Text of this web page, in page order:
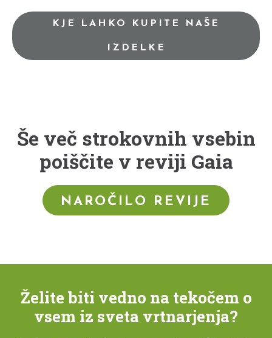
KJE LAHKO KUPITE NAŠE
IZDELKE
Še več strokovnih vsebin
poiščite v reviji Gaia
NAROČILO REVIJE
Želite biti vedno na tekočem o
vsem iz sveta vrtnarjenja?